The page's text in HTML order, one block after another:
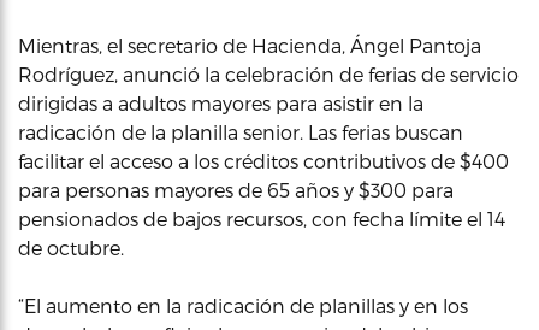
Mientras, el secretario de Hacienda, Ángel Pantoja
Rodríguez, anunció la celebración de ferias de servicio
dirigidas a adultos mayores para asistir en la
radicación de la planilla senior. Las ferias buscan
facilitar el acceso a los créditos contributivos de $400
para personas mayores de 65 años y $300 para
pensionados de bajos recursos, con fecha límite el 14
de octubre.
“El aumento en la radicación de planillas y en los